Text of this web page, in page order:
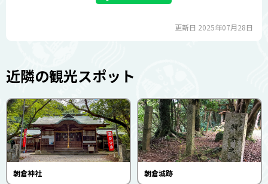
更新日 2025年07月28日
近隣の観光スポット
朝倉神社 朝倉城跡